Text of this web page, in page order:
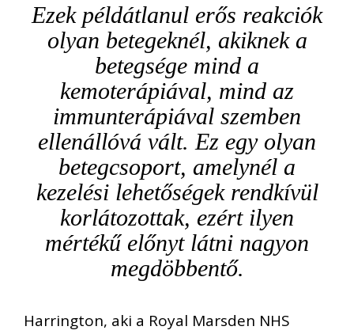
Ezek példátlanul erős reakciók
olyan betegeknél, akiknek a
betegsége mind a
kemoterápiával, mind az
immunterápiával szemben
ellenállóvá vált. Ez egy olyan
betegcsoport, amelynél a
kezelési lehetőségek rendkívül
korlátozottak, ezért ilyen
mértékű előnyt látni nagyon
megdöbbentő.
Harrington, aki a Royal Marsden NHS